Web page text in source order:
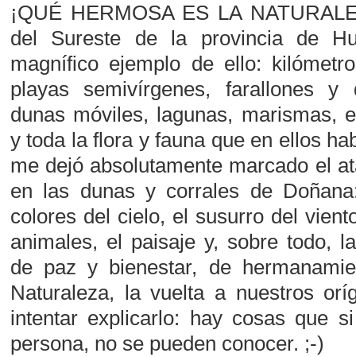
¡QUÉ HERMOSA ES LA
del Sureste de la provincia de
magnífico ejemplo de ello:
playas semivírgenes, farallones y
dunas móviles, lagunas, marismas,
y toda la flora y fauna que en ellos
me dejó absolutamente marcado el
en las dunas y corrales de
colores del cielo, el susurro del
animales, el paisaje y, sobre todo,
de paz y bienestar, de
Naturaleza, la vuelta a nuestros
intentar explicarlo: hay cosas que
persona, no se pueden conocer. ;-)